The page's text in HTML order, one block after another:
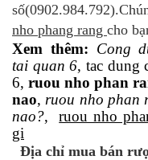
nho phang rang cho
Xem thêm: Cong
tai quan 6, tac dung
6,ruou nho phan
nao, ruou nho phan
nao?,ruou nho
gi
Địa chỉ mua bán